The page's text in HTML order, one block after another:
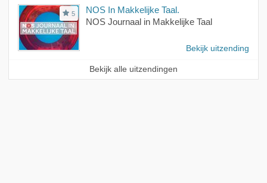
5
NOS In Makkelijke Taal.
NOS Journaal in Makkelijke Taal
Bekijk uitzending
Bekijk alle uitzendingen